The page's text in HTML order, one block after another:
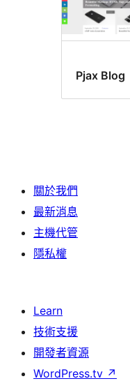
Pjax Blog
關於我們
最新消息
主機代管
隱私權
Learn
技術支援
開發者資源
WordPress.tv ↗